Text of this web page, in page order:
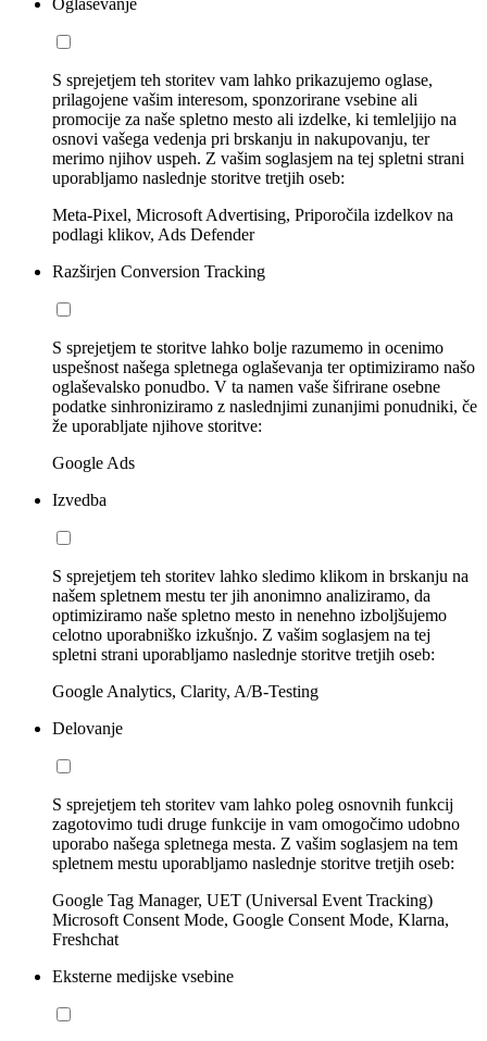
S sprejetjem teh storitev vam lahko prikazujemo oglase,
prilagojene vašim interesom, sponzorirane vsebine ali
promocije za naše spletno mesto ali izdelke, ki temleljijo na
osnovi vašega vedenja pri brskanju in nakupovanju, ter
merimo njihov uspeh. Z vašim soglasjem na tej spletni strani
uporabljamo naslednje storitve tretjih oseb:
Meta-Pixel, Microsoft Advertising, Priporočila izdelkov na
podlagi klikov, Ads Defender
Razširjen Conversion Tracking
S sprejetjem te storitve lahko bolje razumemo in ocenimo
uspešnost našega spletnega oglaševanja ter optimiziramo našo
oglaševalsko ponudbo. V ta namen vaše šifrirane osebne
podatke sinhroniziramo z naslednjimi zunanjimi ponudniki, če
že uporabljate njihove storitve:
Google Ads
Izvedba
S sprejetjem teh storitev lahko sledimo klikom in brskanju na
našem spletnem mestu ter jih anonimno analiziramo, da
optimiziramo naše spletno mesto in nenehno izboljšujemo
celotno uporabniško izkušnjo. Z vašim soglasjem na tej
spletni strani uporabljamo naslednje storitve tretjih oseb:
Google Analytics, Clarity, A/B-Testing
Delovanje
S sprejetjem teh storitev vam lahko poleg osnovnih funkcij
zagotovimo tudi druge funkcije in vam omogočimo udobno
uporabo našega spletnega mesta. Z vašim soglasjem na tem
spletnem mestu uporabljamo naslednje storitve tretjih oseb:
Google Tag Manager, UET (Universal Event Tracking)
Microsoft Consent Mode, Google Consent Mode, Klarna,
Freshchat
Eksterne medijske vsebine